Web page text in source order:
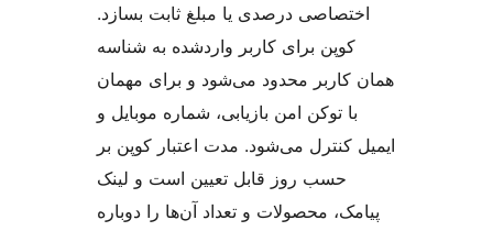
اختصاصی درصدی یا مبلغ ثابت بسازد.
کوپن برای کاربر واردشده به شناسه
همان کاربر محدود می‌شود و برای مهمان
با توکن امن بازیابی، شماره موبایل و
ایمیل کنترل می‌شود. مدت اعتبار کوپن بر
حسب روز قابل تعیین است و لینک
پیامک، محصولات و تعداد آن‌ها را دوباره